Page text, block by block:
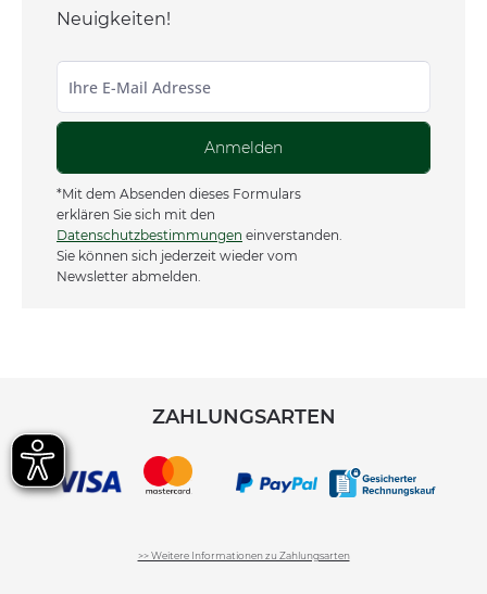
Neuigkeiten!
Anmelden
*Mit dem Absenden dieses Formulars
erklären Sie sich mit den
Datenschutzbestimmungen einverstanden.
Sie können sich jederzeit wieder vom
Newsletter abmelden.
ZAHLUNGSARTEN
>> Weitere Informationen zu Zahlungsarten